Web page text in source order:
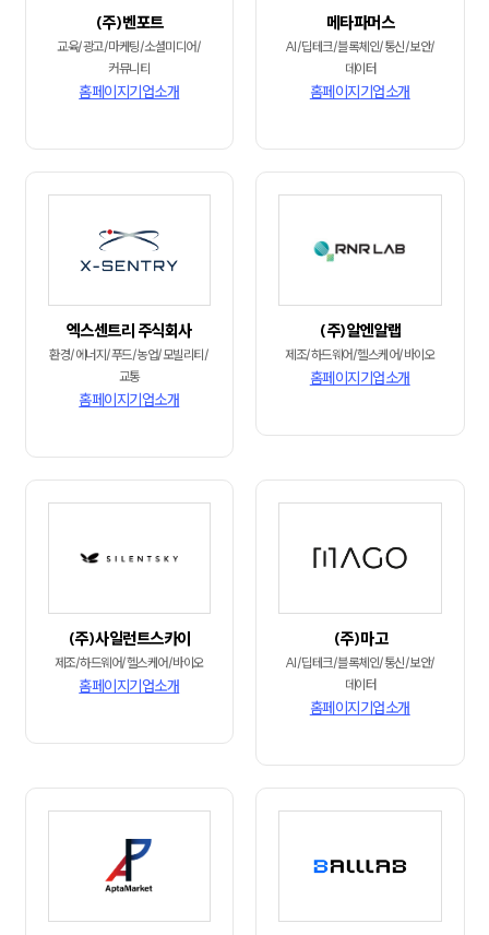
(주)벤포트
교육/광고/마케팅/소셜미디어/
커뮤니티
홈페이지기업소개
메타파머스
AI/딥테크/블록체인/통신/보안/
데이터
홈페이지기업소개
엑스센트리 주식회사
환경/에너지/푸드/농업/모빌리티/
교통
홈페이지기업소개
(주)알엔알랩
제조/하드웨어/헬스케어/바이오
홈페이지기업소개
(주)사일런트스카이
제조/하드웨어/헬스케어/바이오
홈페이지기업소개
(주)마고
AI/딥테크/블록체인/통신/보안/
데이터
홈페이지기업소개